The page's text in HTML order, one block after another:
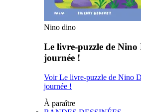
Nino dino
Le livre-puzzle de Nino
journée !
Voir Le livre-puzzle de Nino
journée !
À paraître